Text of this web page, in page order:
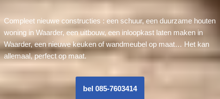
Compleet nieuwe constructies : een schuur, een duurzame houten
woning in Waarder, een uitbouw, een inloopkast laten maken in
Waarder, een nieuwe keuken of wandmeubel op maat… Het kan
allemaal, perfect op maat.
bel 085-7603414